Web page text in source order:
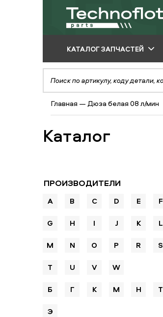
КАТАЛОГ ЗАПЧАСТЕЙ
ПО ПРОИЗВОДИТЕЛЮ
ПО ВИДУ
ОБОРУДОВАНИЯ
ПО ТИПУ ЗАПЧАСТЕЙ
Главная —Дюза белая 08 л/мин
Каталог
ПРОИЗВОДИТЕЛИ
A B C D E F
G H I J K L
M N O P R S
T U V W
Б Г К М Н Т
Э